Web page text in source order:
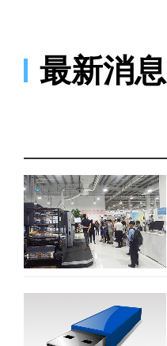
最新消息